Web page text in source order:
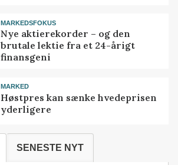
MARKEDSFOKUS
Nye aktierekorder – og den
brutale lektie fra et 24-årigt
finansgeni
MARKED
Høstpres kan sænke hvedeprisen
yderligere
SENESTE NYT